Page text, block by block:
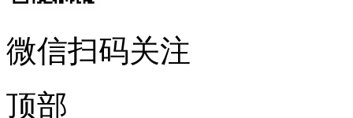
微信扫码关注
顶部